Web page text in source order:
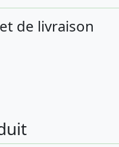
de livraison